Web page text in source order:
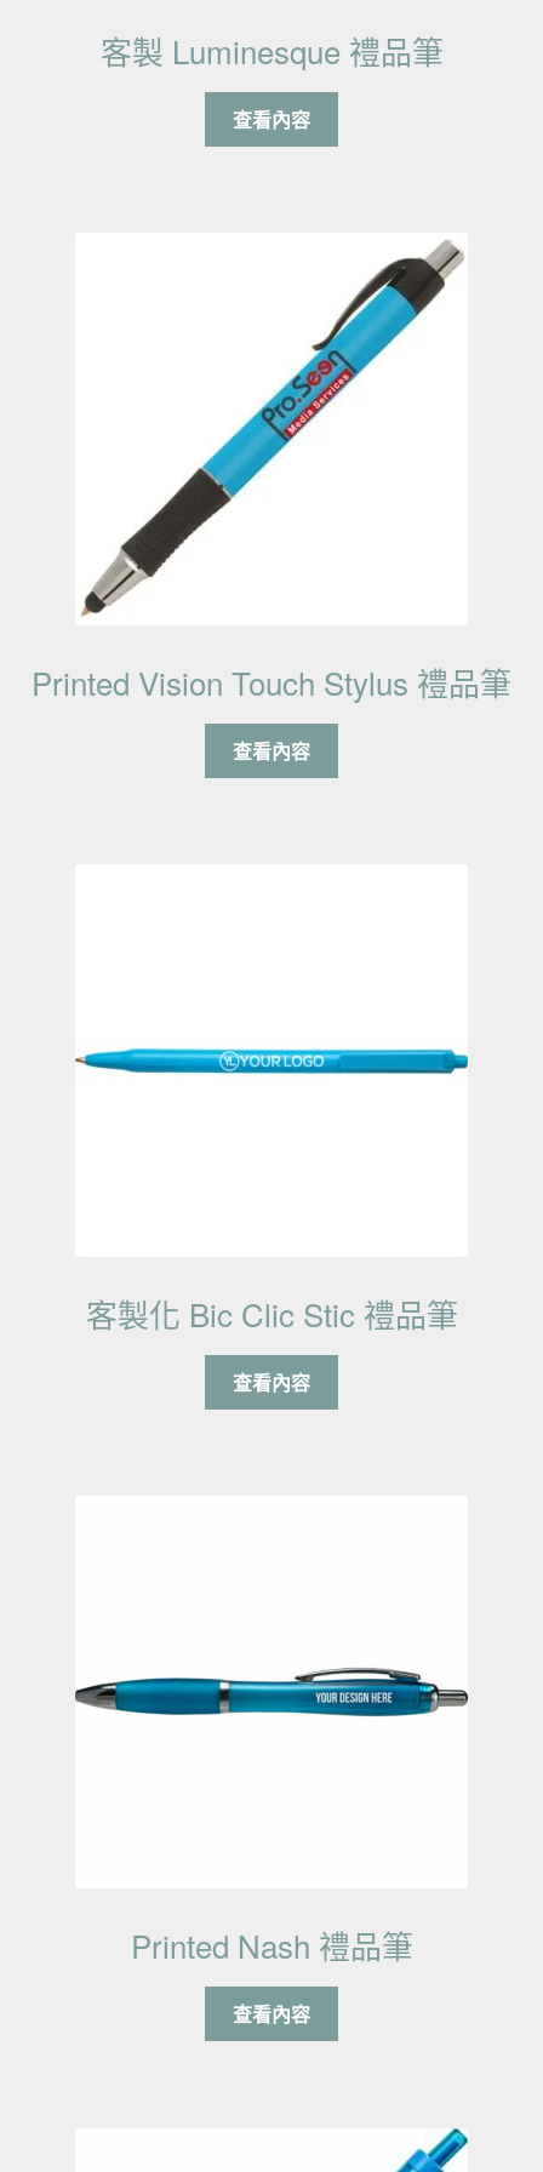
客製 Luminesque 禮品筆
查看內容
Printed Vision Touch Stylus 禮品筆
查看內容
客製化 Bic Clic Stic 禮品筆
查看內容
Printed Nash 禮品筆
查看內容